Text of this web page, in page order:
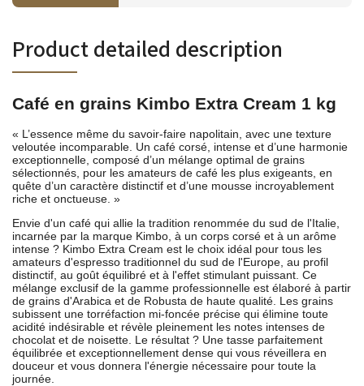
Product detailed description
Café en grains Kimbo Extra Cream 1 kg
« L’essence même du savoir-faire napolitain, avec une texture
veloutée incomparable. Un café corsé, intense et d’une harmonie
exceptionnelle, composé d’un mélange optimal de grains
sélectionnés, pour les amateurs de café les plus exigeants, en
quête d’un caractère distinctif et d’une mousse incroyablement
riche et onctueuse. »
Envie d'un café qui allie la tradition renommée du sud de l'Italie,
incarnée par la marque Kimbo, à un corps corsé et à un arôme
intense ? Kimbo Extra Cream est le choix idéal pour tous les
amateurs d'espresso traditionnel du sud de l'Europe, au profil
distinctif, au goût équilibré et à l'effet stimulant puissant. Ce
mélange exclusif de la gamme professionnelle est élaboré à partir
de grains d'Arabica et de Robusta de haute qualité. Les grains
subissent une torréfaction mi-foncée précise qui élimine toute
acidité indésirable et révèle pleinement les notes intenses de
chocolat et de noisette. Le résultat ? Une tasse parfaitement
équilibrée et exceptionnellement dense qui vous réveillera en
douceur et vous donnera l'énergie nécessaire pour toute la
journée.